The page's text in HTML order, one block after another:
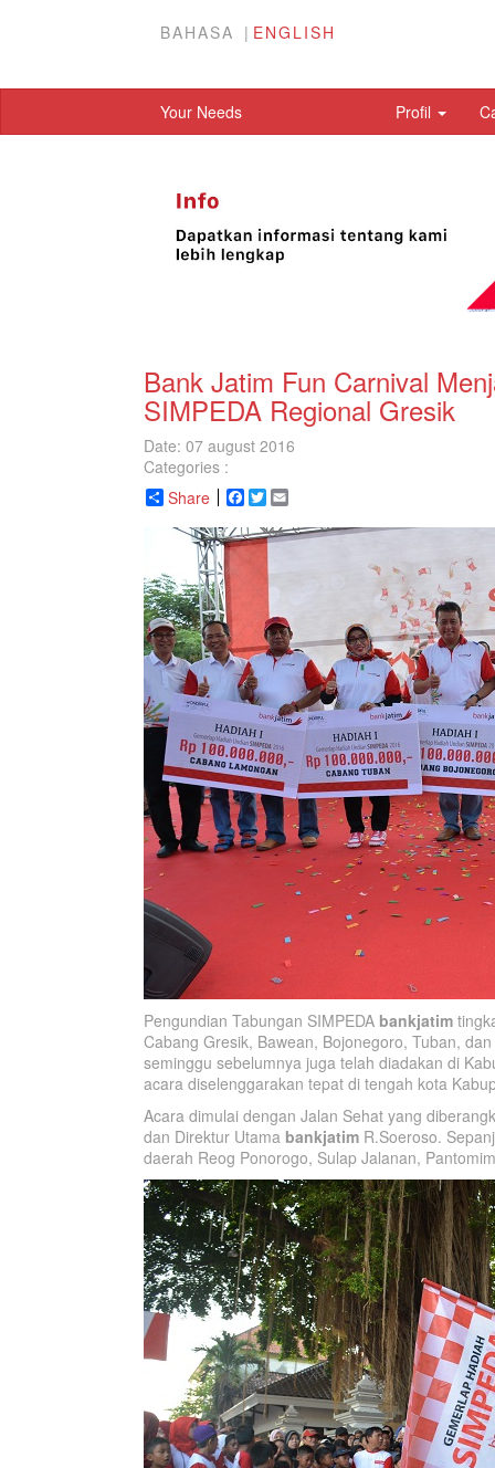
BAHASA ENGLISH
Your Needs Profil
Bank Jatim Fun Carnival
SIMPEDA Regional Gresik
Date: 07 august 2016
Categories :
Share
Facebook
Twitter
Pengundian Tabungan SIMPEDA bankjatim
Cabang Gresik, Bawean, Bojonegoro, Tuban,
seminggu sebelumnya juga telah diadakan di
acara diselenggarakan tepat di tengah kota
Acara dimulai dengan Jalan Sehat yang
dan Direktur Utama bankjatim R.Soeroso.
daerah Reog Ponorogo, Sulap Jalanan,